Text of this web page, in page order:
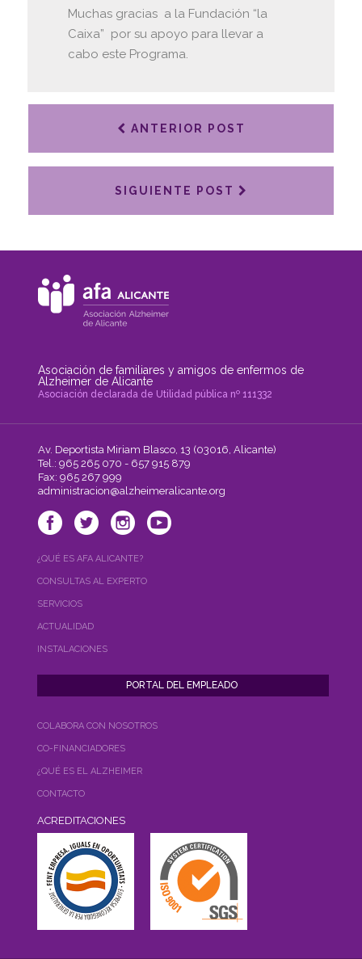
Muchas gracias a la Fundación “la
Caixa” por su apoyo para llevar a
cabo este Programa.
ANTERIOR POST
SIGUIENTE POST
Asociación de familiares y amigos de enfermos de
Alzheimer de Alicante
Asociación declarada de Utilidad pública nº 111332
Av. Deportista Miriam Blasco, 13 (03016, Alicante)
Tel.: 965 265 070 - 657 915 879
Fax: 965 267 999
administracion@alzheimeralicante.org
¿QUÉ ES AFA ALICANTE?
CONSULTAS AL EXPERTO
SERVICIOS
ACTUALIDAD
INSTALACIONES
COLABORA CON NOSOTROS
CO-FINANCIADORES
¿QUÉ ES EL ALZHEIMER
CONTACTO
ACREDITACIONES